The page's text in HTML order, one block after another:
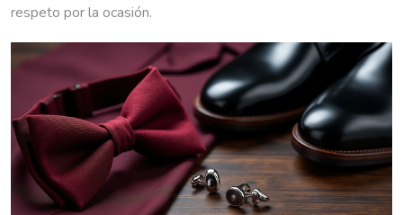
respeto por la ocasión.